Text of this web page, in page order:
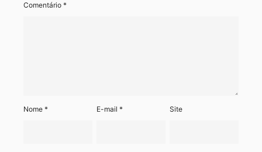
Comentário *
Nome * E-mail* Site